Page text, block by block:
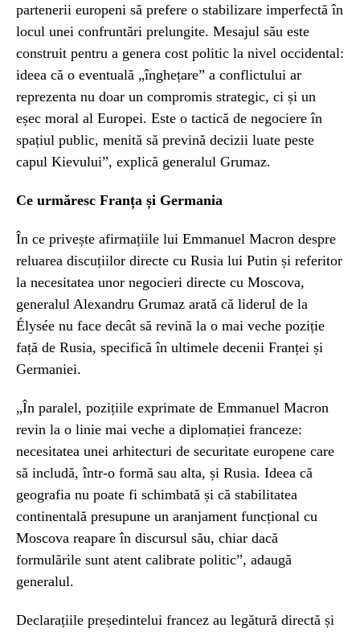
partenerii europeni să prefere o stabilizare imperfectă în
locul unei confruntări prelungite. Mesajul său este
construit pentru a genera cost politic la nivel occidental:
ideea că o eventuală „înghețare” a conflictului ar
reprezenta nu doar un compromis strategic, ci și un
eșec moral al Europei. Este o tactică de negociere în
spațiul public, menită să prevină decizii luate peste
capul Kievului”, explică generalul Grumaz.
Ce urmăresc Franța și Germania
În ce privește afirmațiile lui Emmanuel Macron despre
reluarea discuțiilor directe cu Rusia lui Putin și referitor
la necesitatea unor negocieri directe cu Moscova,
generalul Alexandru Grumaz arată că liderul de la
Élysée nu face decât să revină la o mai veche poziție
față de Rusia, specifică în ultimele decenii Franței și
Germaniei.
„În paralel, pozițiile exprimate de Emmanuel Macron
revin la o linie mai veche a diplomației franceze:
necesitatea unei arhitecturi de securitate europene care
să includă, într-o formă sau alta, și Rusia. Ideea că
geografia nu poate fi schimbată și că stabilitatea
continentală presupune un aranjament funcțional cu
Moscova reapare în discursul său, chiar dacă
formulările sunt atent calibrate politic”, adaugă
generalul.
Declarațiile președintelui francez au legătură directă și